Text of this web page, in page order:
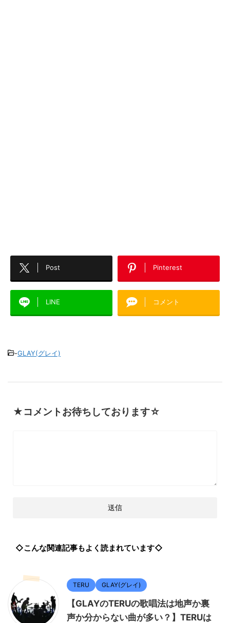
Post Pinterest
LINE コメント
-GLAY(グレイ)
★コメントお待ちしております☆
◇こんな関連記事もよく読まれています◇
TERU GLAY(グレイ)
【GLAYのTERUの歌唱法は地声か裏
声か分からない曲が多い？】TERUは